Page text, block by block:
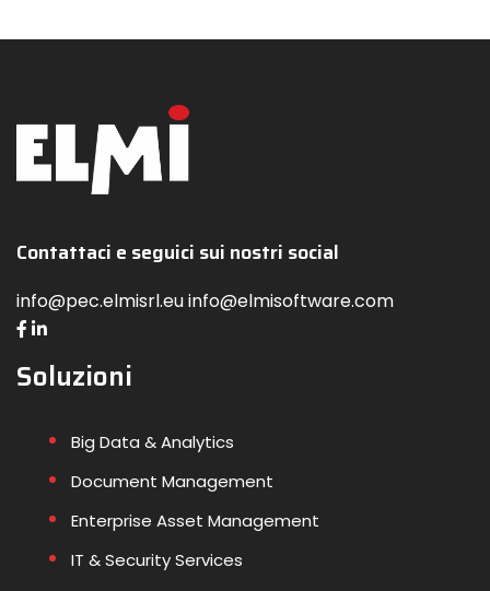
Contattaci e seguici sui nostri social
info@pec.elmisrl.eu info@elmisoftware.com
Soluzioni
Big Data & Analytics
Document Management
Enterprise Asset Management
IT & Security Services